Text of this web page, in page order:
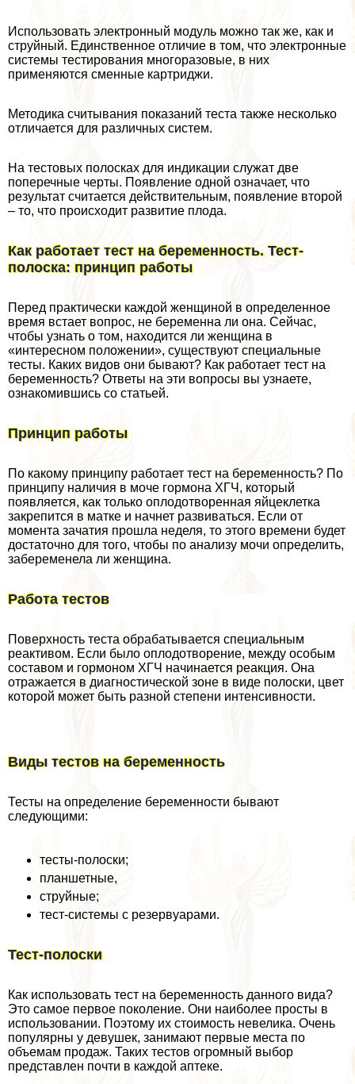
Использовать электронный модуль можно так же, как и
струйный. Единственное отличие в том, что электронные
системы тестирования многоразовые, в них
применяются сменные картриджи.
Методика считывания показаний теста также несколько
отличается для различных систем.
На тестовых полосках для индикации служат две
поперечные черты. Появление одной означает, что
результат считается действительным, появление второй
– то, что происходит развитие плода.
Как работает тест на беременность. Тест-
полоска: принцип работы
Перед пpaктически каждой женщиной в определенное
время встает вопрос, не беременна ли она. Сейчас,
чтобы узнать о том, находится ли женщина в
«интересном положении», существуют специальные
тесты. Каких видов они бывают? Как работает тест на
беременность? Ответы на эти вопросы вы узнаете,
ознакомившись со статьей.
Принцип работы
По какому принципу работает тест на беременность? По
принципу наличия в моче гормона ХГЧ, который
появляется, как только оплодотворенная яйцеклетка
закрепится в матке и начнет развиваться. Если от
момента зачатия прошла неделя, то этого времени будет
достаточно для того, чтобы по анализу мочи определить,
забеременела ли женщина.
Работа тестов
Поверхность теста обpaбатывается специальным
реактивом. Если было оплодотворение, между особым
составом и гормоном ХГЧ начинается реакция. Она
отражается в диагностической зоне в виде полоски, цвет
которой может быть разной степени интенсивности.
Виды тестов на беременность
Тесты на определение беременности бывают
следующими:
тесты-полоски;
планшетные,
струйные;
тест-системы с резервуарами.
Тест-полоски
Как использовать тест на беременность данного вида?
Это самое первое поколение. Они наиболее просты в
использовании. Поэтому их стоимость невелика. Очень
популярны у дeвyшек, занимают первые места по
объемам продаж. Таких тестов огромный выбор
представлен почти в каждой аптеке.